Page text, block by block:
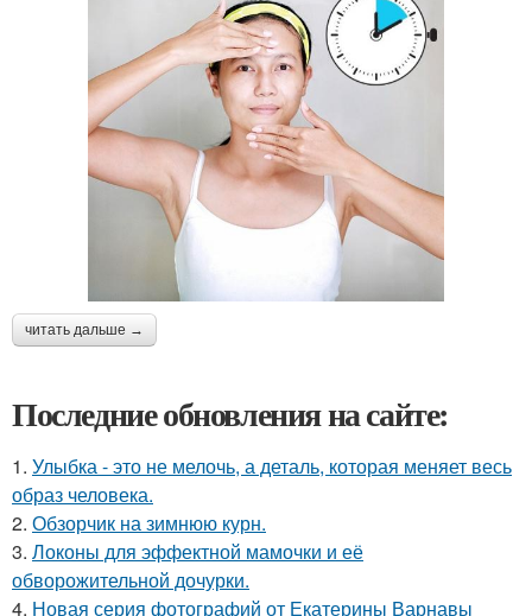
читать дальше →
Последние обновления на сайте:
1. Улыбка - это не мелочь, а деталь, которая меняет весь
образ человека.
2. Обзорчик на зимнюю курн.
3. Локоны для эффектной мамочки и её
обворожительной дочурки.
4. Новая серия фотографий от Екатерины Варнавы